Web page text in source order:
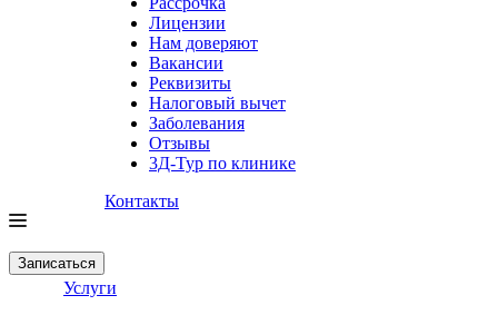
Лицензии
Нам доверяют
Вакансии
Реквизиты
Налоговый вычет
Заболевания
Отзывы
3Д-Тур по клинике
Контакты
Записаться
Услуги